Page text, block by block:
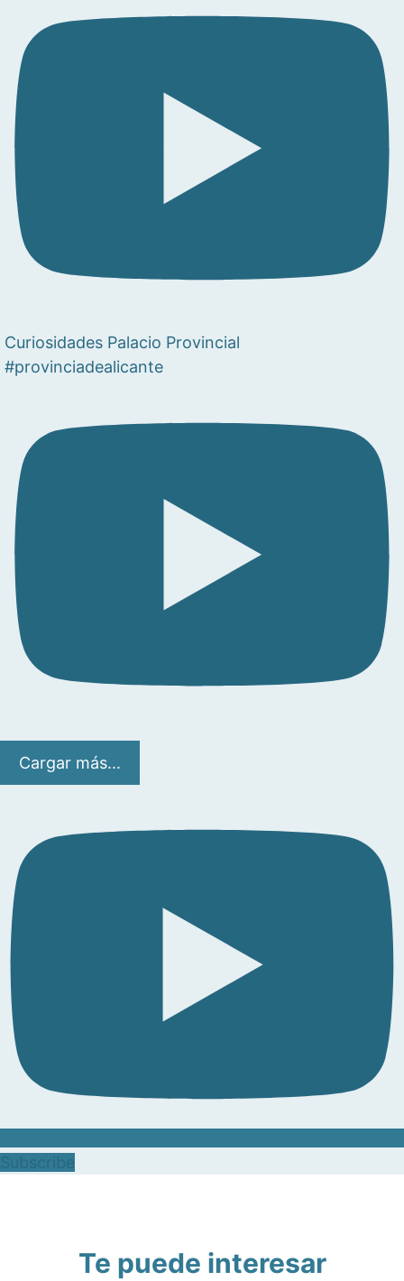
Curiosidades Palacio Provincial
#provinciadealicante
Cargar más...
Te puede interesar